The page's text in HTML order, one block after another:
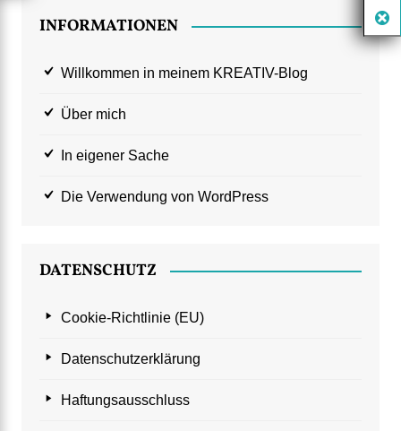
INFORMATIONEN
Willkommen in meinem KREATIV-Blog
Über mich
In eigener Sache
Die Verwendung von WordPress
DATENSCHUTZ
Cookie-Richtlinie (EU)
Datenschutzerklärung
Haftungsausschluss